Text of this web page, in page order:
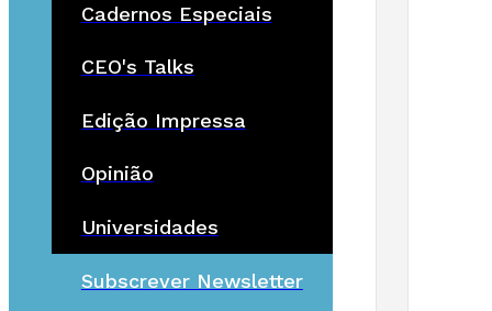
Cadernos Especiais
CEO's Talks
Edição Impressa
Opinião
Universidades
Subscrever Newsletter